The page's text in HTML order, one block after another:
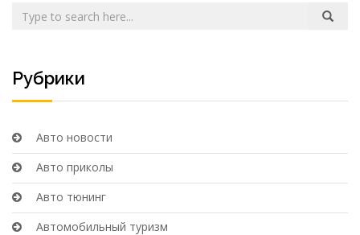
Рубрики
Авто новости
Авто приколы
Авто тюнинг
Автомобильный туризм